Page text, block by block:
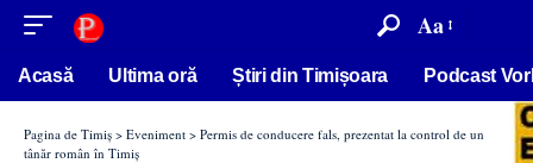
conținut Aa
Acasă Ultima oră Știri din Timișoara Podcast
Pagina de Timiș > Eveniment > Permis de conducere fals, prezentat la control de un
tânăr român în Timiș